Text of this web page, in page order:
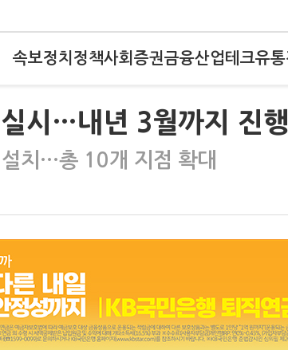
속보정치 정책사회 증권금융산업테크유통
시…내년 3월까지 진행
치…총 10개 지점 확대